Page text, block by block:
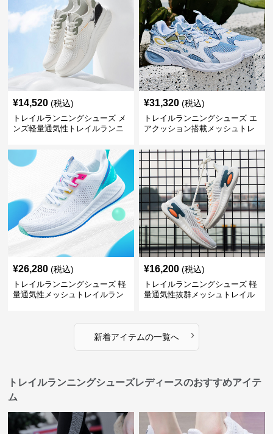
¥14,520 (税込)
トレイルランニングシューズ メ
ンズ軽量通気性トレイルランニ
¥31,320 (税込)
トレイルランニングシューズ エ
アクッション搭載メッシュトレ
¥26,280 (税込)
トレイルランニングシューズ 軽
量通気性メッシュトレイルラン
¥16,200 (税込)
トレイルランニングシューズ 軽
量通気性抜群メッシュトレイル
新着アイテムの一覧へ ›
トレイルランニングシューズレディースのおすすめアイテ
ム